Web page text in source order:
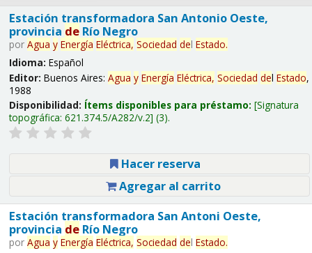
Estación transformadora San Antonio Oeste,
provincia deRío Negro
por Agua y Energía Eléctrica, Sociedad del Estado.
Idioma: Español
Editor: Buenos Aires: Agua y Energía Eléctrica, Sociedad del Estado,
1988
Disponibilidad: Ítems disponibles para préstamo: Signatura
topográfica: 621.374.5/A282/v.2 (3).
Hacer reserva
Agregar al carrito
Estación transformadora San Antoni Oeste,
provincia deRío Negro
por Agua y Energía Eléctrica, Sociedad del Estado.